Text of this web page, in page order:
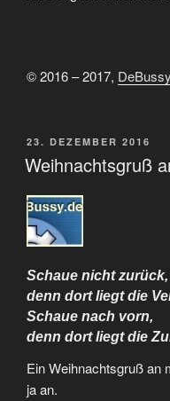
© 2016 – 2017, DeBussy
VERÖFFENTLICHT
AM
23. DEZEMBER 2016
Weihnachtsgruß
Schaue nicht zurück,
denn dort liegt die
Schaue nach vorn,
denn dort liegt die
Ein Weihnachtsgruß an
ja an.